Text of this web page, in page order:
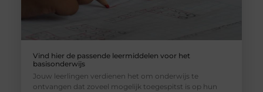
Vind hier de passende leermiddelen voor het
basisonderwijs
Jouw leerlingen verdienen het om onderwijs te
ontvangen dat zoveel mogelijk toegespitst is op hun